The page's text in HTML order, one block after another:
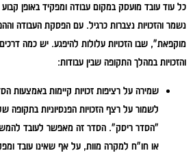
כל עוד עובד מועסק במקום עבודה ומפקיד באופן
נשמר והזכויות נצברות כרגיל. עם הפסקת העבודה
מוקפאת", שבו הזכויות עלולות להיפגע. יש כמה
והזכויות במהלך התקופה שבין עבודות:
שמירה על רציפות זכויות קיימות באמצעות
לשמור על רצף הזכויות הפנסיוניות
"הסדר ריסק". הסדר זה מאפשר לעובד
או חו"ח למקרה מוות, על אף שאינו עובד